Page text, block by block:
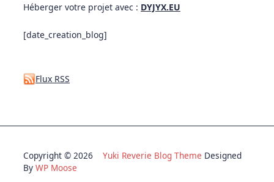
Héberger votre projet avec : DYJYX.EU
[date_creation_blog]
Flux RSS
Copyright © 2026 Yuki Reverie Blog Theme Designed
By WP Moose